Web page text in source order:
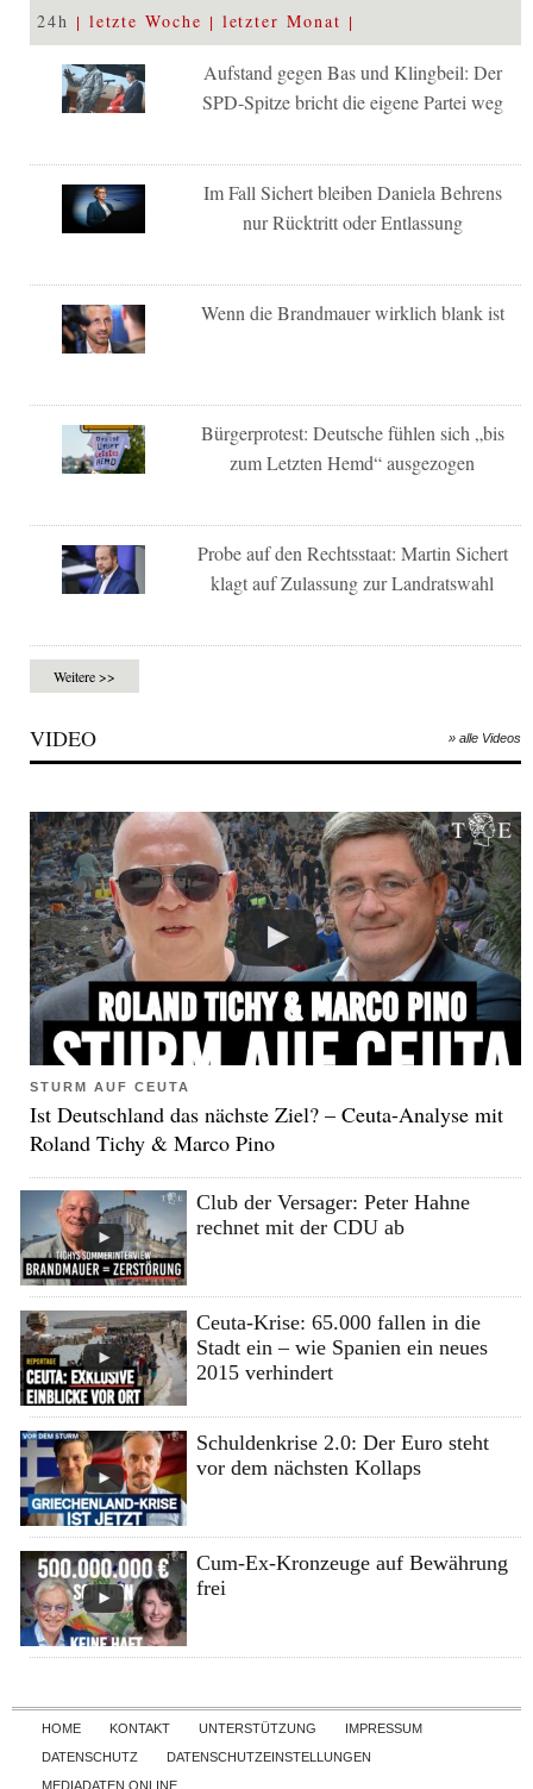
24h letzte Woche letzter Monat
Aufstand gegen Bas und Klingbeil: Der
SPD-Spitze bricht die eigene Partei weg
Im Fall Sichert bleiben Daniela Behrens
nur Rücktritt oder Entlassung
Wenn die Brandmauer wirklich blank ist
Bürgerprotest: Deutsche fühlen sich „bis
zum Letzten Hemd“ ausgezogen
Probe auf den Rechtsstaat: Martin Sichert
klagt auf Zulassung zur Landratswahl
Weitere >>
VIDEO » alle Videos
STURM AUF CEUTA
Ist Deutschland das nächste Ziel? – Ceuta-Analyse mit
Roland Tichy & Marco Pino
Club der Versager: Peter Hahne
rechnet mit der CDU ab
Ceuta-Krise: 65.000 fallen in die
Stadt ein – wie Spanien ein neues
2015 verhindert
Schuldenkrise 2.0: Der Euro steht
vor dem nächsten Kollaps
Cum-Ex-Kronzeuge auf Bewährung
frei
Skip to content
HOME KONTAKT UNTERSTÜTZUNG
IMPRESSUM
DATENSCHUTZ
DATENSCHUTZEINSTELLUNGEN
MEDIADATEN ONLINE